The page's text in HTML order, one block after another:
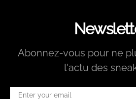
Abonnez-vous pour ne
l'actu des